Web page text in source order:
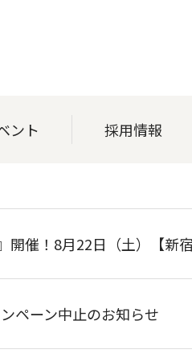
ント 採用情報
開催！8月22日（土）【新宿
ペーン中止のお知らせ